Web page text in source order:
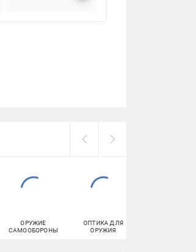
ОРУЖИЕ
САМООБОРОНЫ
ОПТИКА ДЛЯ
ОРУЖИЯ